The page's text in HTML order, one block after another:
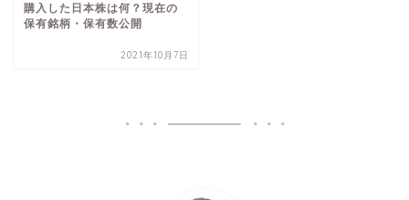
購入した日本株は何？現在の
保有銘柄・保有数公開
2021年10月7日